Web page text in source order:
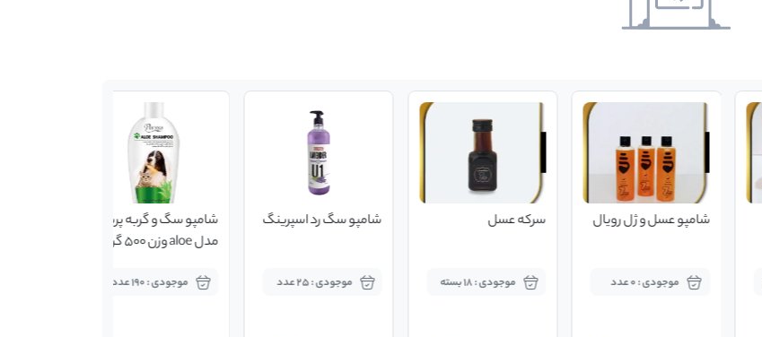
شامپو عسل و ژل رویال
موجودی : 0 عدد
سرکه عسل
موجودی : 18 بسته
شامپو سگ رد اسپرینگ
موجودی : 25 عدد
شامپو سگ و گربه پرسا
مدل aloe وزن 500 گرم
موجودی : 190 عدد